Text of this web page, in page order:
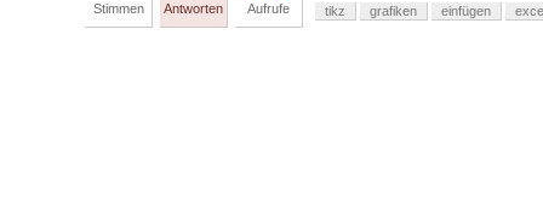
Stimmen Antworten Aufrufe tikz grafiken einfügen